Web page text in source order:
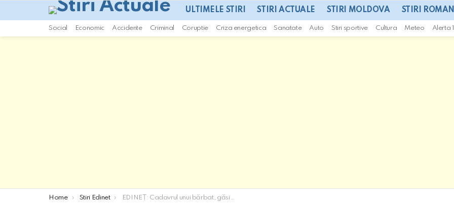
ULTIMELE STIRI STIRI ACTUALE STIRI MOLDOVA STIRI
Social Economic Accidente Criminal Coruptie Criza energetica Sanatate Auto Stiri sportive Cultura Meteo Alerta
You are here:
Home Stiri Edinet EDINEȚ: Cadavrul unui bărbat, găsit într-un iaz